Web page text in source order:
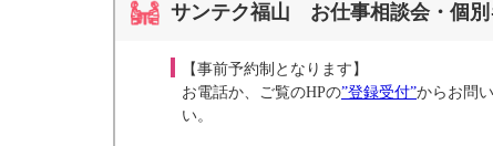
サンテク福山 お仕事相談会・個別
【事前予約制となります】
お電話か、ご覧のHPの”登録受付”からお問
い。